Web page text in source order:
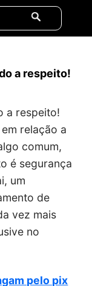
a respeito!
a respeito!
relação a
comum,
é segurança
um
de
vez mais
no
pelo pix